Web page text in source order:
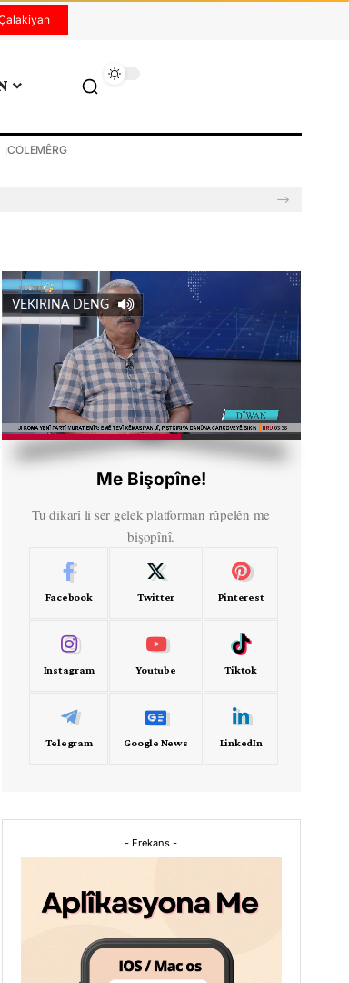
COLEMÊRG
VEKIRINA DENG
Me Bişopîne!
Tu dikarî li ser gelek platforman rûpelên me
bişopînî.
Facebook Twitter Pinterest
Instagram Youtube Tiktok
Telegram Google News LinkedIn
- Frekans -